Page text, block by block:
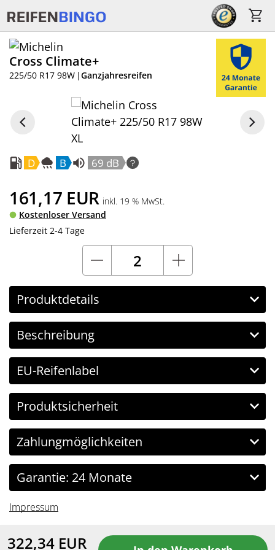
Cross Climate+
225/50 R17 98W |Ganzjahresreifen
D B 69 dB
Produktdetails
161,17 EUR inkl. 19 % MwSt.
Kostenloser Versand
Lieferzeit 2-4 Tage
322,34 EUR
Beschreibung
EU-Reifenlabel
Produktsicherheit
Zahlungmöglichkeiten
Garantie: 24 Monate
Impressum